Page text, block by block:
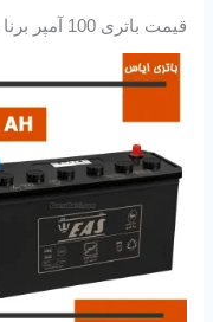
قیمت باتری 100 آمپر برنا باتری